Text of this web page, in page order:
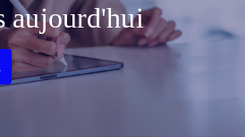
aujourd'hui